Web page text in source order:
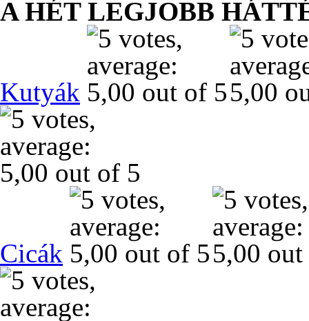
A HÉT LEGJOBB
Kutyák
Cicák